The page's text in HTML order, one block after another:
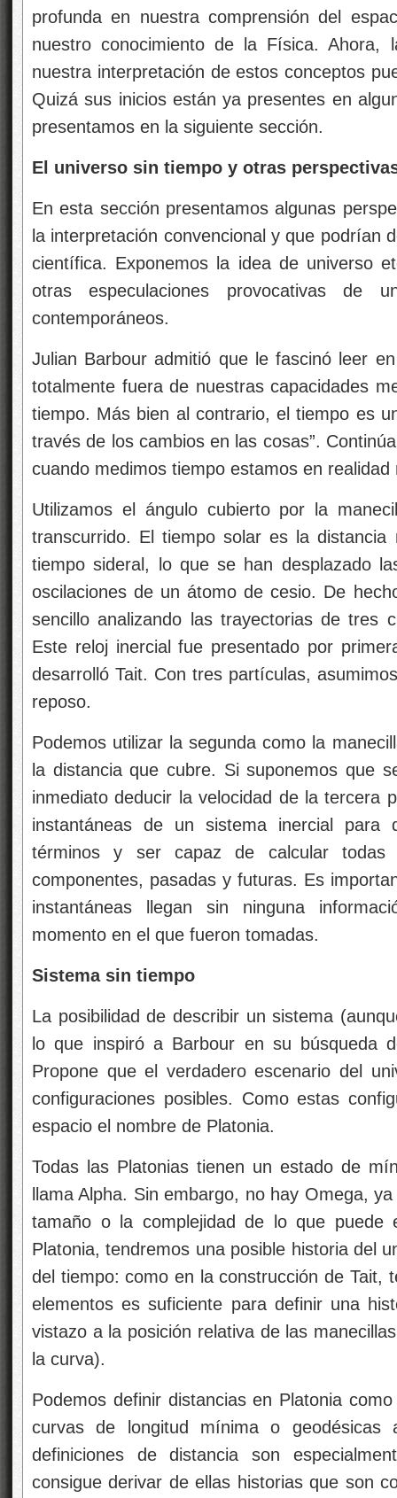
profunda en nuestra comprensión del
nuestro conocimiento de la Física.
nuestra interpretación de estos conceptos
Quizá sus inicios están ya presentes en
presentamos en la siguiente sección.
El universo sin tiempo y otras
En esta sección presentamos algunas
la interpretación convencional y que podrían
científica. Exponemos la idea de universo
otras especulaciones provocativas de
contemporáneos.
Julian Barbour admitió que le fascinó leer
totalmente fuera de nuestras capacidades
tiempo. Más bien al contrario, el tiempo es
través de los cambios en las cosas”.
cuando medimos tiempo estamos en realidad
Utilizamos el ángulo cubierto por la
transcurrido. El tiempo solar es la
tiempo sideral, lo que se han desplazado
oscilaciones de un átomo de cesio. De
sencillo analizando las trayectorias de tres
Este reloj inercial fue presentado por
desarrolló Tait. Con tres partículas,
reposo.
Podemos utilizar la segunda como la
la distancia que cubre. Si suponemos que
inmediato deducir la velocidad de la tercera
instantáneas de un sistema inercial para
términos y ser capaz de calcular todas
componentes, pasadas y futuras. Es
instantáneas llegan sin ninguna
momento en el que fueron tomadas.
Sistema sin tiempo
La posibilidad de describir un sistema
lo que inspiró a Barbour en su búsqueda
Propone que el verdadero escenario del
configuraciones posibles. Como estas
espacio el nombre de Platonia.
Todas las Platonias tienen un estado de
llama Alpha. Sin embargo, no hay Omega,
tamaño o la complejidad de lo que puede
Platonia, tendremos una posible historia del
del tiempo: como en la construcción de Tait,
elementos es suficiente para definir una
vistazo a la posición relativa de las
la curva).
Podemos definir distancias en Platonia
curvas de longitud mínima o
definiciones de distancia son
consigue derivar de ellas historias que son